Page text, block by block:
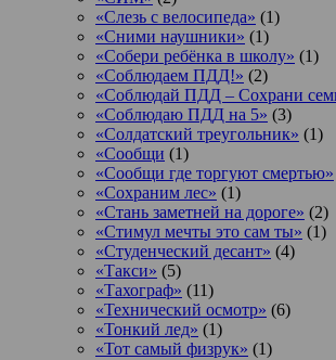
«Слезь с велосипеда» (1)
«Сними наушники» (1)
«Собери ребёнка в школу» (1)
«Соблюдаем ПДД!» (2)
«Соблюдай ПДД – Сохрани
«Соблюдаю ПДД на 5» (3)
«Солдатский треугольник» (1)
«Сообщи (1)
«Сообщи где торгуют смертью»
«Сохраним лес» (1)
«Стань заметней на дороге» (2)
«Стимул мечты это сам ты» (1)
«Студенческий десант» (4)
«Такси» (5)
«Тахограф» (11)
«Технический осмотр» (6)
«Тонкий лед» (1)
«Тот самый физрук» (1)